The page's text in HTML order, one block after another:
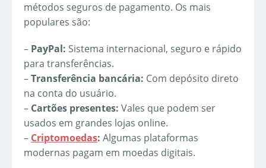
métodos seguros de pagamento. Os mais
populares são:
– PayPal: Sistema internacional, seguro e rápido
para transferências.
–Transferência bancária: Com depósito direto
na conta do usuário.
– Cartões presentes: Vales que podem ser
usados em grandes lojas online.
– Criptomoedas: Algumas plataformas
modernas pagam em moedas digitais.